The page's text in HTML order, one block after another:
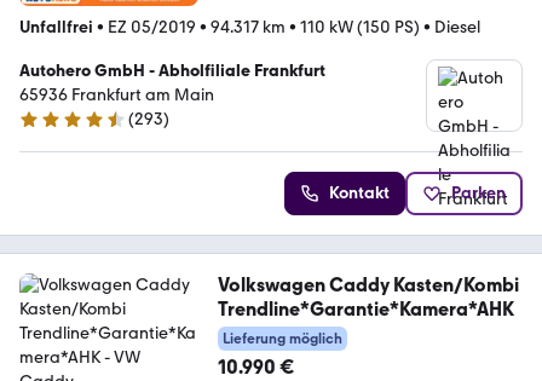
Unfallfrei • EZ 05/2019 • 94.317 km • 110 kW (150 PS) • Diesel
Autohero GmbH - Abholfiliale Frankfurt
65936 Frankfurt am Main
4.6 Sterne
(293)
Kontakt Parken
Volkswagen Caddy Kasten/Kombi
Trendline*Garantie*Kamera*AHK
Lieferung möglich
10.990 €